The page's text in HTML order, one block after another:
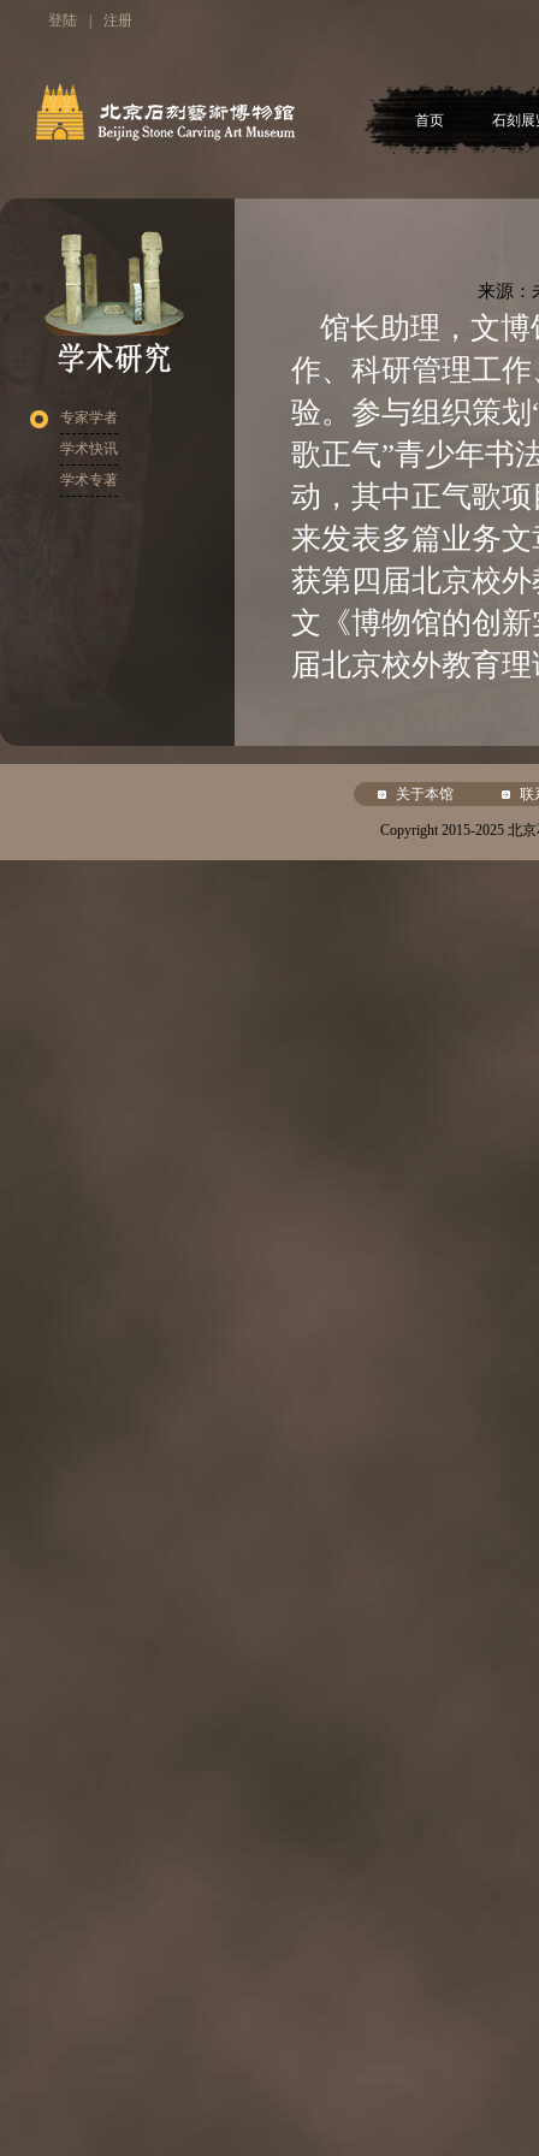
登陆 注册
首页 石刻展
专家学者
学术快讯
学术专著
来源
馆长助理，文博
作、科研管理工
验。参与组织策
歌正气”青少年书
动，其中正气歌
来发表多篇业务
获第四届北京校
文《博物馆的创
届北京校外教育
关于本馆 联
Copyright 2015-2025 北